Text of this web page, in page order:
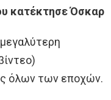
κατέκτησε Όσκαρ
όλων των εποχών.